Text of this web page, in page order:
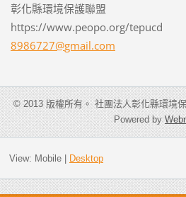
彰化縣環境保護聯盟
https://www.peopo.org/tepucd
8986727@gmail.com
© 2013 版權所有。 社團法人彰化縣環境
Powered by
View: Mobile| Desktop